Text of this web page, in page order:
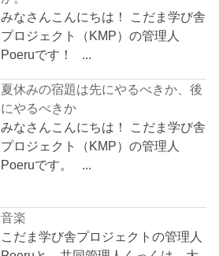
みなさんこんにちは！ こだま学び舎
プロジェクト（KMP）の管理人
Poeruです！ ...
夏休みの宿題は先にやるべきか、後
にやるべきか
みなさんこんにちは！ こだま学び舎
プロジェクト（KMP）の管理人
Poeruです。 ...
音楽
こだま学び舎プロジェクトの管理人